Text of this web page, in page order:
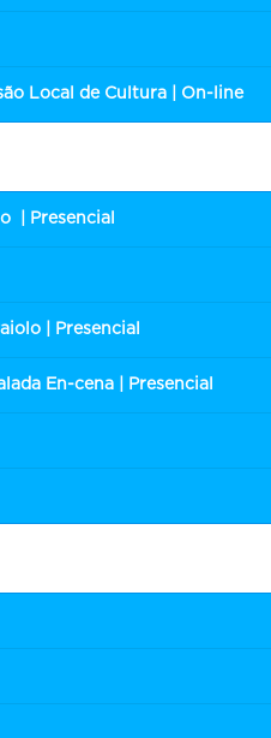
Local de Cultura | On-line
| Presencial
| Presencial
En-cena | Presencial